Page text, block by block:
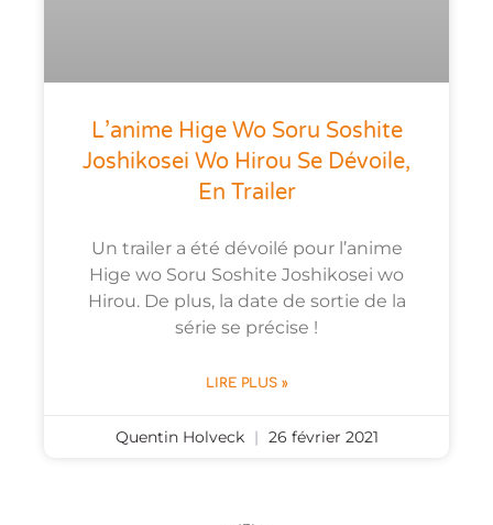
L’anime Hige Wo Soru Soshite
Joshikosei Wo Hirou Se Dévoile,
En Trailer
Un trailer a été dévoilé pour l’anime
Hige wo Soru Soshite Joshikosei wo
Hirou. De plus, la date de sortie de la
série se précise !
LIRE PLUS »
Quentin Holveck 26 février 2021